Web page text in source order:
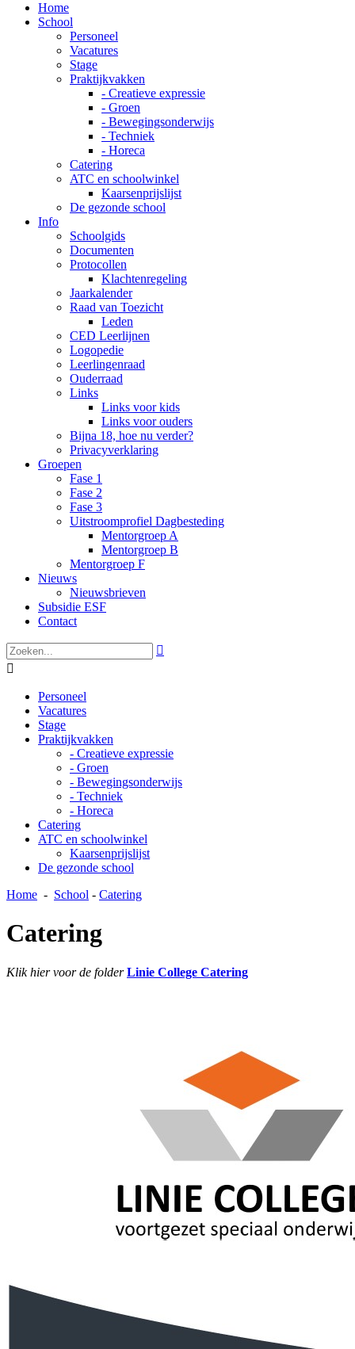
Home
School
Personeel
Vacatures
Stage
Praktijkvakken
- Creatieve expressie
- Groen
- Bewegingsonderwijs
- Techniek
- Horeca
Catering
ATC en schoolwinkel
Kaarsenprijslijst
De gezonde school
Info
Schoolgids
Documenten
Protocollen
Klachtenregeling
Jaarkalender
Raad van Toezicht
Leden
CED Leerlijnen
Logopedie
Leerlingenraad
Ouderraad
Links
Links voor kids
Links voor ouders
Bijna 18, hoe nu verder?
Privacyverklaring
Groepen
Fase 1
Fase 2
Fase 3
Uitstroomprofiel Dagbesteding
Mentorgroep A
Mentorgroep B
Mentorgroep F
Nieuws
Nieuwsbrieven
Subsidie ESF
Contact


Personeel
Vacatures
Stage
Praktijkvakken
- Creatieve expressie
- Groen
- Bewegingsonderwijs
- Techniek
- Horeca
Catering
ATC en schoolwinkel
Kaarsenprijslijst
De gezonde school
Home - School - Catering
Catering
Klik hier voor de folder Linie College Catering